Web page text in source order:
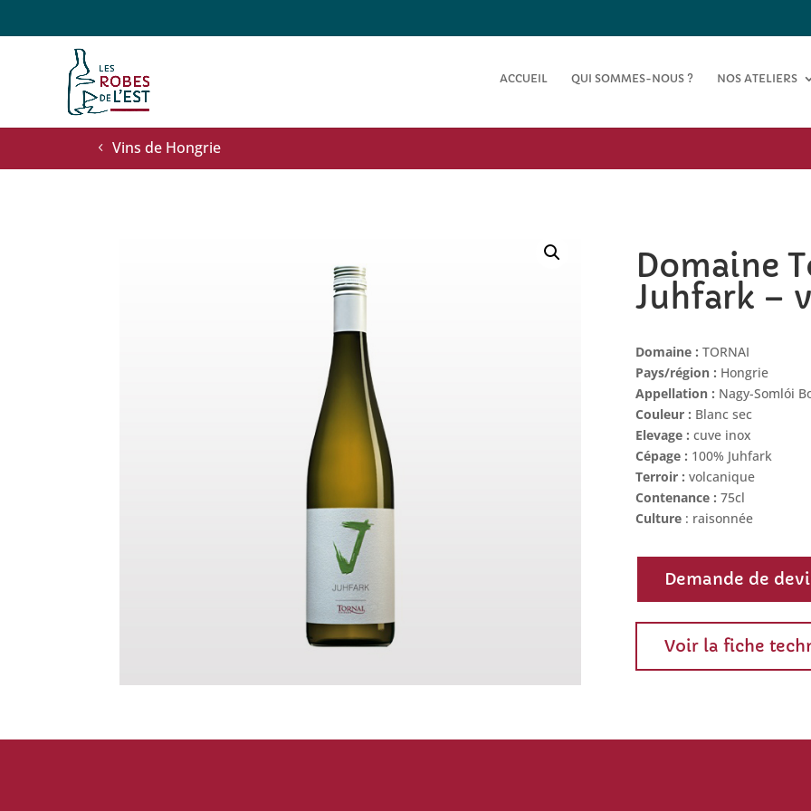
ACCUEIL QUI SOMMES-NOUS ? NOS ATELIERS
Vins de Hongrie
Domaine
Juhfark –
Domaine : TORNAI
Pays/région : Hongrie
Appellation : Nagy-Somlói
Couleur : Blanc sec
Elevage : cuve inox
Cépage : 100% Juhfark
Terroir : volcanique
Contenance : 75cl
Culture : raisonnée
Demande de
Voir la fiche